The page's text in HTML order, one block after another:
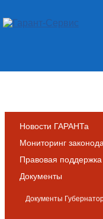
Новости ГАРАНТа
Мониторинг
Правовая
Документы
Документы